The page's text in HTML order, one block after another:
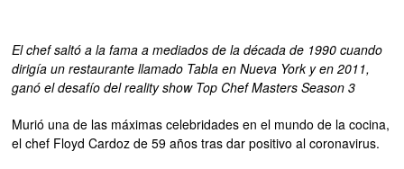
El chef saltó a la fama a mediados de la década de 1990 cuando
dirigía un restaurante llamado Tabla en Nueva York y en 2011,
ganó el desafío del reality show Top Chef Masters Season 3
Murió una de las máximas celebridades en el mundo de la cocina,
el chef Floyd Cardoz de 59 años tras dar positivo al coronavirus.